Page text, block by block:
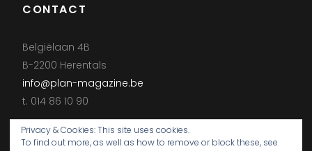
CONTACT
Belgiëlaan 4B
B-2200 Herentals
info@plan-magazine.be
t. 014 86 10 90
Privacy & Cookies: This site uses cookies.
To find out more, as well as how to remove or block these, see